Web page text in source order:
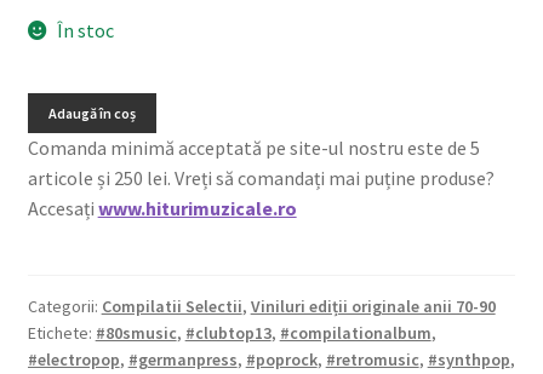
În stoc
Adaugă în coș
Comanda minimă acceptată pe site-ul nostru este de 5
articole și 250 lei. Vreți să comandați mai puține produse?
Accesați www.hiturimuzicale.ro
Categorii: Compilatii Selectii, Viniluri ediții originale anii 70-90
Etichete: #80smusic, #clubtop13, #compilationalbum,
#electropop, #germanpress, #poprock, #retromusic, #synthpop,